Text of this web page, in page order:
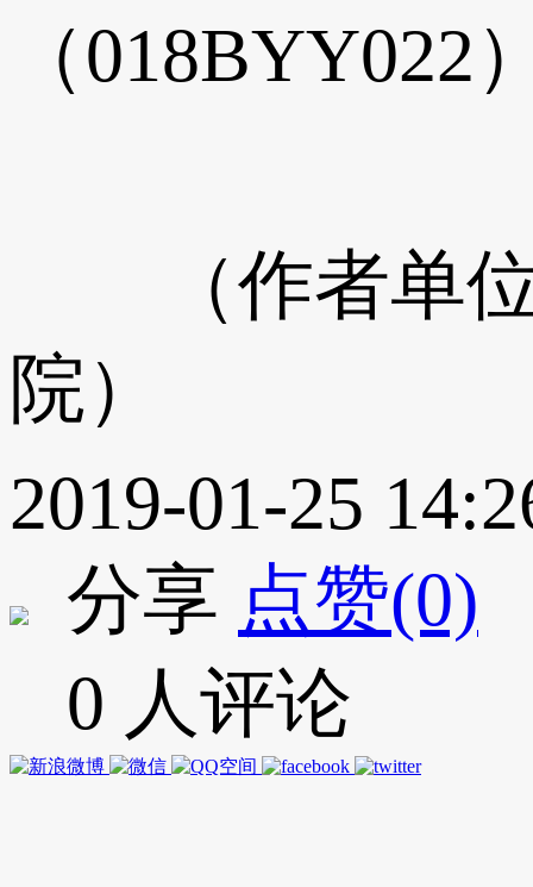
（
（作者单位
院）
2019-01-25
分享 点赞(0)
0 人评论